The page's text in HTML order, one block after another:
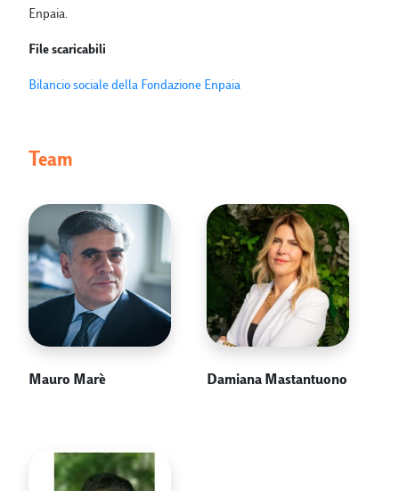
Enpaia.
File scaricabili
Bilancio sociale della Fondazione Enpaia
Team
Mauro Marè Damiana Mastantuono